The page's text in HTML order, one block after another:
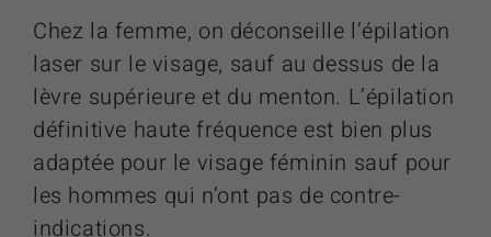
Chez la femme, on déconseille l’épilation
laser sur le visage, sauf au dessus de la
lèvre supérieure et du menton. L’épilation
définitive haute fréquence est bien plus
adaptée pour le visage féminin sauf pour
les hommes qui n’ont pas de contre-
indications.